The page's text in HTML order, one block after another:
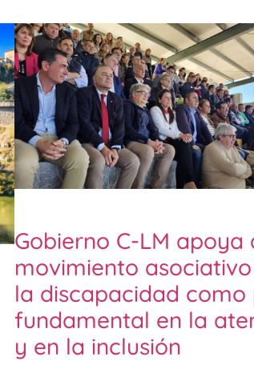
Gobierno C-LM apoya
movimiento
la discapacidad como
fundamental en la
y en la inclusión